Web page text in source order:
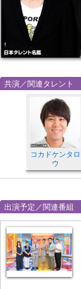
共演／関連タレント
コカドケンタロ
ウ
出演予定／関連番組